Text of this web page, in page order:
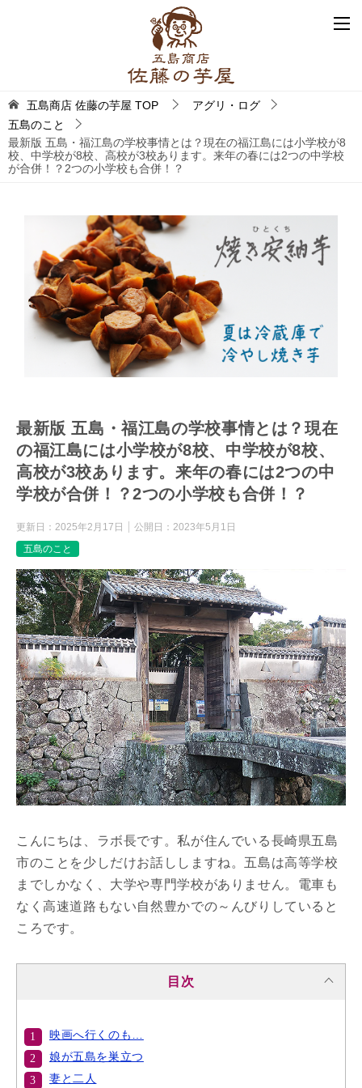
五島商店 佐藤の芋屋 TOP
アグリ・ログ
五島のこと
最新版 五島・福江島の学校事情とは？現在の福江島には小学校が8
校、中学校が8校、高校が3校あります。来年の春には2つの中学校
が合併！？2つの小学校も合併！？
最新版 五島・福江島の学校事情とは？現在
の福江島には小学校が8校、中学校が8校、
高校が3校あります。来年の春には2つの中
学校が合併！？2つの小学校も合併！？
更新日： 2025年2月17日 公開日： 2023年5月1日
五島のこと
こんにちは、ラボ長です。私が住んでいる長崎県五島
市のことを少しだけお話ししますね。五島は高等学校
までしかなく、大学や専門学校がありません。電車も
なく高速道路もない自然豊かでの～んびりしていると
ころです。
目次
映画へ行くのも…
娘が五島を巣立つ
妻と二人